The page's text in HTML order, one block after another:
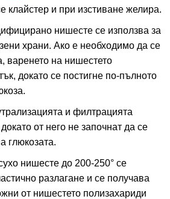
клайстер и при изстиване желира.
нишесте се използва за
храни. Ако е необходимо да се
варенето на нишестето
докато се постигне по-пълното
и филтрацията
от него не започнат да се
глюкозата.
нишесте до 200-250° се
разлагане и се получава
от нишестето полизахариди